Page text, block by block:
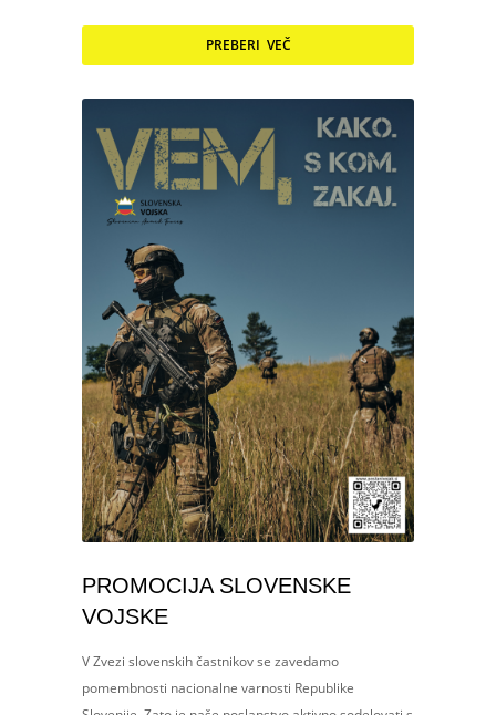
PREBERI VEČ
PROMOCIJA SLOVENSKE
VOJSKE
V Zvezi slovenskih častnikov se zavedamo
pomembnosti nacionalne varnosti Republike